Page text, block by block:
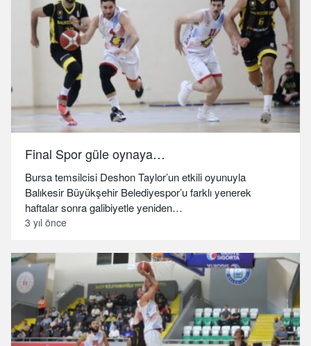
Final Spor güle oynaya…
Bursa temsilcisi Deshon Taylor’un etkili oyunuyla
Balıkesir Büyükşehir Belediyespor’u farklı yenerek
haftalar sonra galibiyetle yeniden…
3 yıl önce